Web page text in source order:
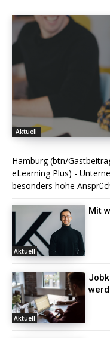
Aktuell
Hamburg (btn/
eLearning Plus) -
besonders hohe
Aktuell
Mit
Aktuell